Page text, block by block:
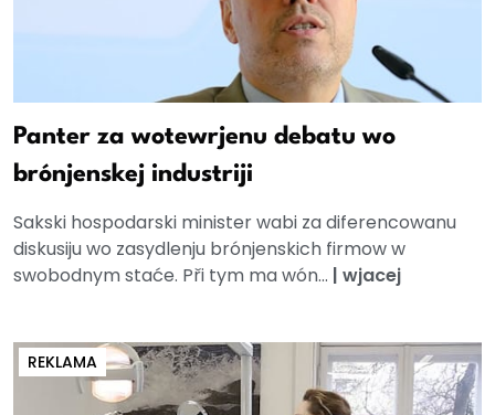
Panter za wotewrjenu debatu wo
brónjenskej industriji
Sakski hospodarski minister wabi za diferencowanu
diskusiju wo zasydlenju brónjenskich firmow w
swobodnym staće. Při tym ma wón... | wjacej
REKLAMA